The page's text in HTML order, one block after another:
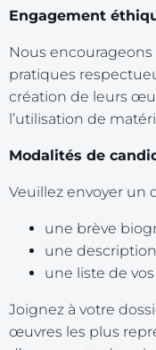
Engagement
Nous
pratiques
création de leurs
l’utilisation de
Modalités de
Veuillez envoyer un
une brève
une
une liste de
Joignez à votre
œuvres les plus